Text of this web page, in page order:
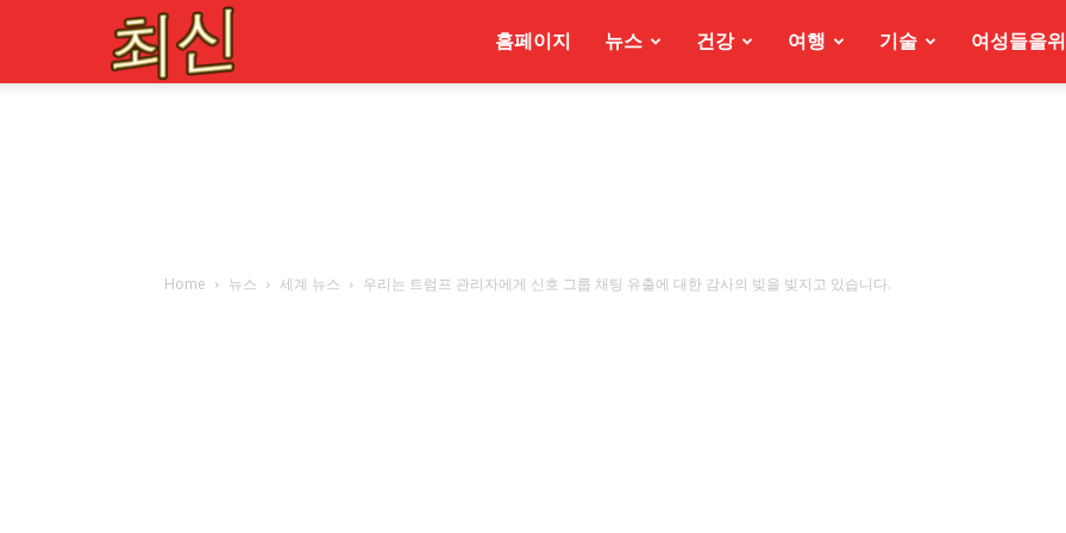
홈페이지 뉴스 건강 여행 기술 여성들을
Home 뉴스 세계 뉴스 우리는 트럼프 관리자에게 신호 그룹 채팅 유출에 대한 감사의 빚을 빚지고 있습니다.